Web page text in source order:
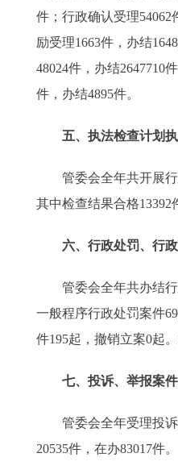
件；行政确认受理54062
励受理1663件，办结
48024件，办结2647710
件，办结4895件。
五、执法检查计划
管委会全年共开展行
其中检查结果合格13392
六、行政处罚、行
管委会全年共办结
一般程序行政处罚案件
件195起，撤销立案0起
七、投诉、举报案
管委会全年受理投
20535件，在办83017件。